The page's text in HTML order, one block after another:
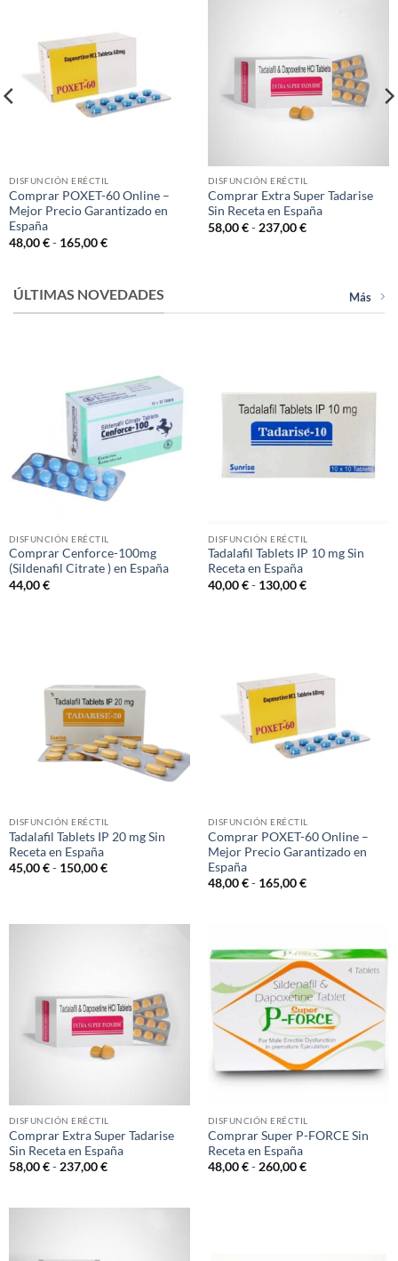
DISFUNCIÓN ERÉCTIL
Comprar POXET-60 Online –
Mejor Precio Garantizado en
España
48,00€ - 165,00€Rango
48,00 €
hasta
165,00 €
DISFUNCIÓN ERÉCTIL
Comprar ​​Extra Super Tadarise
Sin Receta en España
58,00€ - 237,00€Rango
237,00 €
ÚLTIMAS NOVEDADES Más
DISFUNCIÓN ERÉCTIL
Comprar Cenforce-100mg
(Sildenafil Citrate ) en España
44,00€
DISFUNCIÓN ERÉCTIL
Tadalafil Tablets IP 10 mg Sin
Receta en España
40,00€ - 130,00€Rango
DISFUNCIÓN ERÉCTIL
Tadalafil Tablets IP 20 mg Sin
Receta en España
45,00€ - 150,00€Rango
hasta
DISFUNCIÓN ERÉCTIL
Comprar POXET-60 Online –
Mejor Precio Garantizado en
España
48,00€ - 165,00€Rango
165,00 €
DISFUNCIÓN ERÉCTIL
Comprar ​​Extra Super Tadarise
Sin Receta en España
58,00€ - 237,00€Rango
58,00 €
DISFUNCIÓN ERÉCTIL
Comprar Super P-FORCE Sin
Receta en España
48,00€ - 260,00€Rango